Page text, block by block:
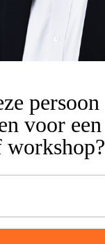
persoon
voor een